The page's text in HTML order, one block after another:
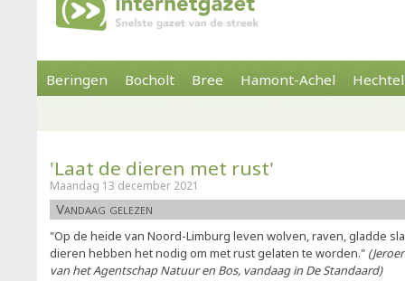
Beringen Bocholt Bree Hamont-Achel
'Laat de dieren met rust'
Maandag 13 december 2021
Vandaag gelezen
"Op de heide van Noord-Limburg leven wolven, raven, gladde
dieren hebben het nodig om met rust gelaten te worden."
van het Agentschap Natuur en Bos, vandaag in De Standaard)